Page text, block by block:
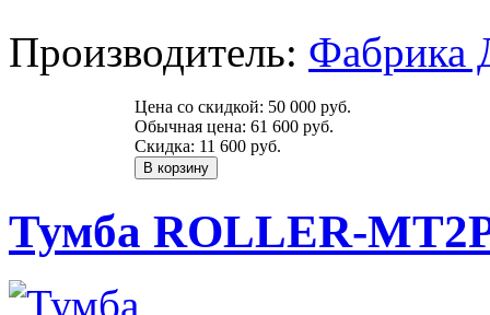
Производитель: Фабрика
Цена со скидкой: 50 000 руб.
Обычная цена: 61 600 руб.
Скидка: 11 600 руб.
Тумба ROLLER-